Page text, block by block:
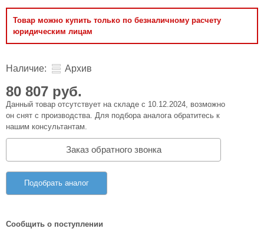
Товар можно купить только по безналичному расчету
юридическим лицам
Наличие: Архив
80 807 руб.
Данный товар отсутствует на складе с 10.12.2024, возможно
он снят с производства. Для подбора аналога обратитесь к
нашим консультантам.
Заказ обратного звонка
Подобрать аналог
Сообщить о поступлении